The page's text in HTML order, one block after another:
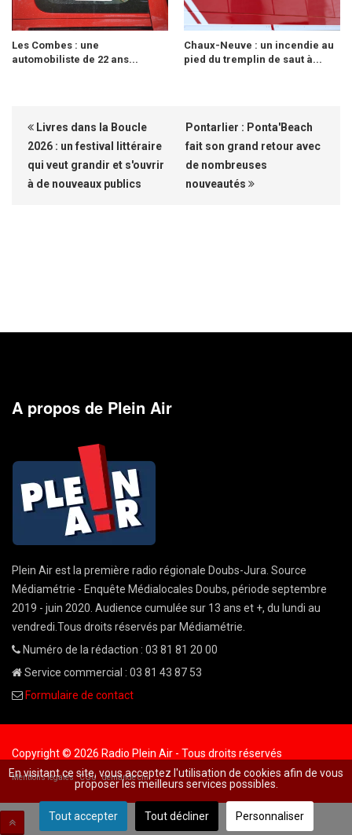
Les Combes : une
automobiliste de 22 ans...
Chaux-Neuve : un incendie au
pied du tremplin de saut à...
Livres dans la Boucle
2026 : un festival littéraire
qui veut grandir et s'ouvrir
à de nouveaux publics
Pontarlier : Ponta'Beach
fait son grand retour avec
de nombreuses
nouveautés
A propos de Plein Air
Plein Air est la première radio régionale Doubs-Jura. Source
Médiamétrie - Enquête Médialocales Doubs, période septembre
2019 - juin 2020. Audience cumulée sur 13 ans et +, du lundi au
vendredi.Tous droits réservés par Médiamétrie.
Numéro de la rédaction : 03 81 81 20 00
Service commercial : 03 81 43 87 53
Formulaire de contact
Copyright © 2026 Radio Plein Air - Tous droits réservés
Mentions légales CGU demande cnil
En visitant ce site, vous acceptez l'utilisation de cookies afin de vous
proposer les meilleurs services possibles.
Tout accepter Tout décliner Personnaliser